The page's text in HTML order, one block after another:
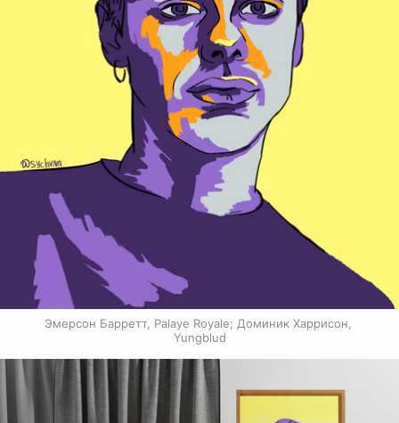
Эмерсон Барретт, Palaye Royale; Доминик Харрисон,
Yungblud